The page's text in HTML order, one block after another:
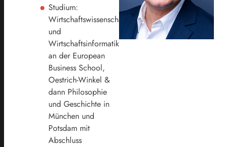
Studium:
Wirtschaftswissenschaften
und
Wirtschaftsinformatik
an der European
Business School,
Oestrich-Winkel &
dann Philosophie
und Geschichte in
München und
Potsdam mit
Abschluss